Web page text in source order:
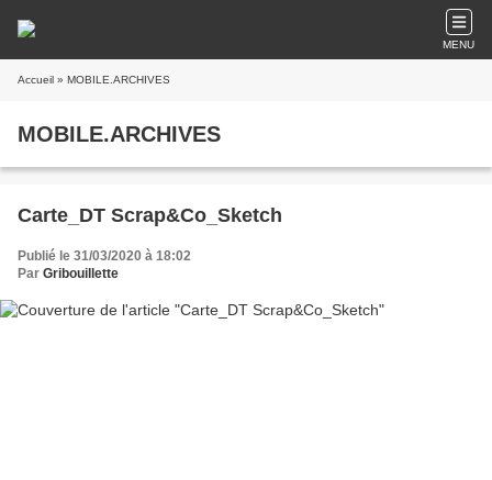
MENU
Accueil » MOBILE.ARCHIVES
MOBILE.ARCHIVES
Carte_DT Scrap&Co_Sketch
Publié le 31/03/2020 à 18:02
Par Gribouillette